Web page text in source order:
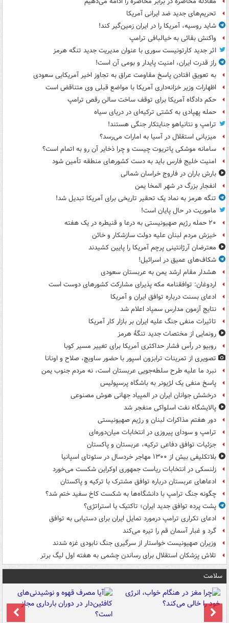
تحریم‌های جدید ضد ایرانی آمریکا
شاید روسیه، آمریکا را در ایران زمین‌گیر کند!
واکنش بقائی به خیالبافی ترامپ
اثر جدید کارتونیست سوری با عنوان مدیریت جدید تنگه هرمز
راز قدرت ایران، امنیت پایدار و بومی آن است!
به تعویق افتادن پاسخ مقاومت عراق به تجاوز اخیر آمریکایی سعودی
اظهارات وزیر خزانه‌داری آمریکا با مواضع قبلی وی متناقض است
حکم دادگاه آمریکا برای توقف ساخت سالن رقص ترامپ
حمله پهپادی به کشتی ترکیه‌ای در دریای سیاه
ترامپ و نتانیاهو جنایتکار جنگی هستند!
میزبانی استقلال در آسیا به امارات می‌رسد؟
سامانه موشکی پاتریوت چیست و چرا ذخایر آن رو به اتمام است؟
امنیت خلیج فارس باید به دست کشورهای منطقه تأمین شود
بارش باران در فاروج خراسان شمالی
انفجار بزرگ در شهر المخا یمن
تنگه هرمز به نماد یک تحقیر تاریخی برای آمریکا تبدیل شد!
ماموریت در حال پایان است!
۲۰ حمله رژیم صهیونیستی به درعا و قنیطره در یک هفته
خیزش مردم لبنان علیه دولت سازشکار و خائن
معترضان آرژانتینی پرچم آمریکا را پایین کشیدند
شکاف‌های عمیق در اسرائیل!
هشدار مقام ارشد یمن به عربستان سعودی
اردوغان: توافقنامه مکه پذیرای مشارکت کشورهای دوست است
ادعای بسنت درباره توافق ایران و آمریکا
نتایج آزمون مدارس سمپاد اعلام شد
تاثیرات منفی جنگ علیه ایران بر بازار کار آمریکا
رونمایی از مختصات جدید تنگۀ هرمز
روبیو در رأس فشار حداکثری آمریکا برای تغییر مسیر کوبا
تصویری از تمرینات ترابزون اسپور با حضور ساویچ، صلاح و اونانا
نبرد ما علیه طرح سلطه‌جویی عربستان است، نه مردم جنوب یمن
پاسخ منفی یک لژیونر به باشگاه پرسپولیس
درخشش جوانان ایران در المپیاد جهانی هوش مصنوعی
پالایشگاه نفت اسلواکی منفجر شد
دور هفتم مذاکرات لبنان و رژیم صهیونیستی
ترامپ و سودای پیروزی در انتخابات میان‌دوره‌ای
جزئیات توافق دفاعی ترکیه، عربستان و پاکستان
بلاتکلیفی بیش از ۱۳۰۰ مهاجر خردسال در سئوتای اسپانیا
زلنسکی در انتخابات ریاست جمهوری اوکراین شکست می‌خورد
ادعاهای عربستان درباره توافق مشترک با ترکیه و پاکستان
چگونه جنگ ترامپ با دانشگاه‌ها به شکست کاخ سفید ختم شد؟
پشت پرده توافق جدید ایران؛ تاکتیک یا استراتژی؟
ادعای تکراری ترامپ درمورد تمایل ایران برای دستیابی به توافق
گرد و غبار آسمان قم را تیره می‌کند
وزیران صهیونیست خواستار از سرگیری جنگ نابودی غزه شدند
تلاش پزشکان استقلال برای رساندن چشمی به هفته اول لیگ برتر
سلامت